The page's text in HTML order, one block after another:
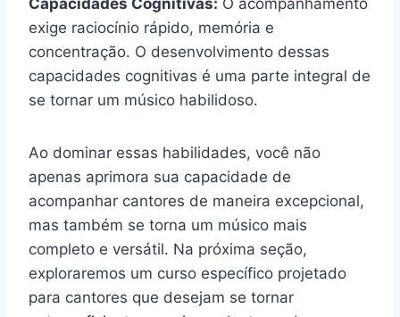
Capacidades Cognitivas: O acompanhamento
exige raciocínio rápido, memória e
concentração. O desenvolvimento dessas
capacidades cognitivas é uma parte integral de
se tornar um músico habilidoso.
Ao dominar essas habilidades, você não
apenas aprimora sua capacidade de
acompanhar cantores de maneira excepcional,
mas também se torna um músico mais
completo e versátil. Na próxima seção,
exploraremos um curso específico projetado
para cantores que desejam se tornar